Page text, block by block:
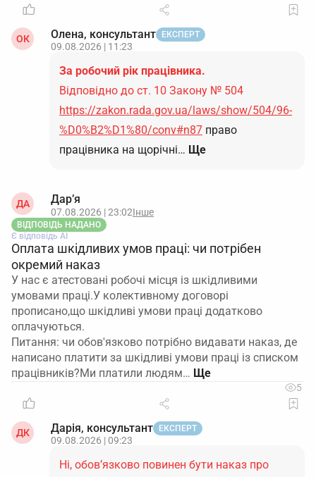
ОК Олена, консультант ЕКСПЕРТ
09.08.2026 | 11:23
За робочий рік працівника.
Відповідно до ст. 10 Закону № 504
https://zakon.rada.gov.ua/laws/show/504/96-
%D0%B2%D1%80/conv#n87 право
працівника на щорічні… Ще
ДА Дар’я
07.08.2026 | 23:02Інше
ВІДПОВІДЬ НАДАНО
Є відповідь АІ
Оплата шкідливих умов праці: чи потрібен
окремий наказ
У нас є атестовані робочі місця із шкідливими
умовами праці.У колективному договорі
прописано,що шкідливі умови праці додатково
оплачуються.
Питання: чи обов'язково потрібно видавати наказ, де
написано платити за шкідливі умови праці із списком
працівників?Ми платили людям…
5
ДК Дарія, консультант ЕКСПЕРТ
09.08.2026 | 09:23
Ні, обов’язково повинен бути наказ про